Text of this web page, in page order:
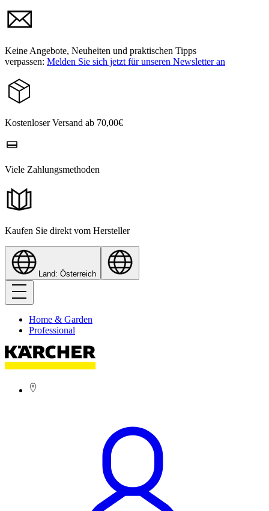
Keine Angebote, Neuheiten und praktischen Tipps
verpassen: Melden Sie sich jetzt für unseren Newsletter an
Kostenloser Versand ab 70,00€
Viele Zahlungsmethoden
Kaufen Sie direkt vom Hersteller
Land: Österreich
Home & Garden
Professional